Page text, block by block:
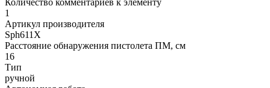
1
Артикул производителя
Sph611X
Расстояние обнаружения пистолета ПМ, см
16
Тип
ручной